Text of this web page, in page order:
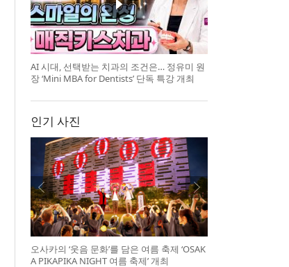
AI 시대, 선택받는 치과의 조건은… 정유미 원
장 ‘Mini MBA for Dentists’ 단독 특강 개최
인기 사진
오사카의 ‘웃음 문화’를 담은 여름 축제 ‘OSAK
A PIKAPIKA NIGHT 여름 축제’ 개최